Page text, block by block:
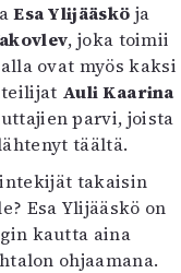
Esa Ylijääskö ja
, joka toimii
ovat myös kaksi
Auli Kaarina
parvi, joista
täältä.
takaisin
Esa Ylijääskö on
kautta aina
ohjaamana.